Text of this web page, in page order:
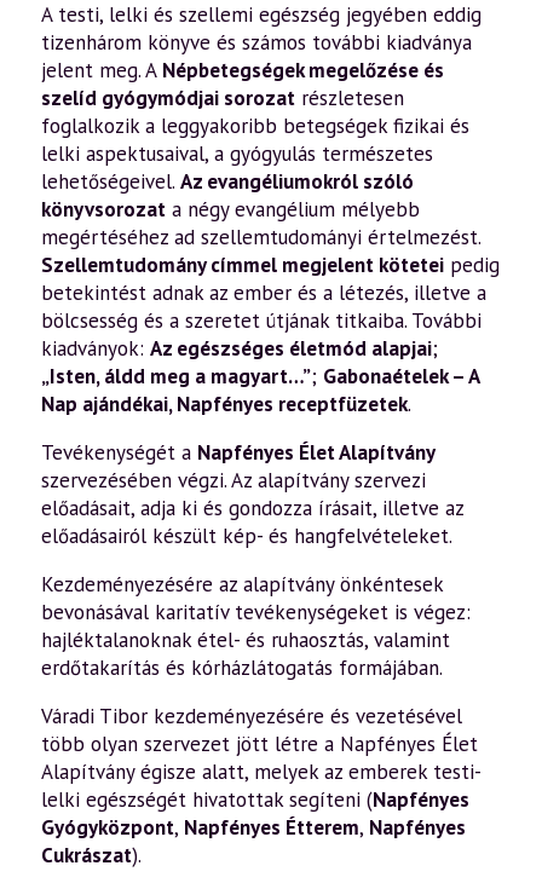
A testi, lelki és szellemi egészség jegyében eddig
tizenhárom könyve és számos további kiadványa
jelent meg. A Népbetegségek megelőzése és
szelíd gyógymódjai sorozat részletesen
foglalkozik a leggyakoribb betegségek fizikai és
lelki aspektusaival, a gyógyulás természetes
lehetőségeivel. Az evangéliumokról szóló
könyvsorozat a négy evangélium mélyebb
megértéséhez ad szellemtudományi értelmezést.
Szellemtudomány címmel megjelent kötetei pedig
betekintést adnak az ember és a létezés, illetve a
bölcsesség és a szeretet útjának titkaiba. További
kiadványok: Az egészséges életmód alapjai;
„Isten, áldd meg a magyart…”; Gabonaételek – A
Nap ajándékai,Napfényes receptfüzetek.
Tevékenységét a Napfényes Élet Alapítvány
szervezésében végzi. Az alapítvány szervezi
előadásait, adja ki és gondozza írásait, illetve az
előadásairól készült kép- és hangfelvételeket.
Kezdeményezésére az alapítvány önkéntesek
bevonásával karitatív tevékenységeket is végez:
hajléktalanoknak étel- és ruhaosztás, valamint
erdőtakarítás és kórházlátogatás formájában.
Váradi Tibor kezdeményezésére és vezetésével
több olyan szervezet jött létre a Napfényes Élet
Alapítvány égisze alatt, melyek az emberek testi-
lelki egészségét hivatottak segíteni (Napfényes
Gyógyközpont, Napfényes Étterem, Napfényes
Cukrászat).